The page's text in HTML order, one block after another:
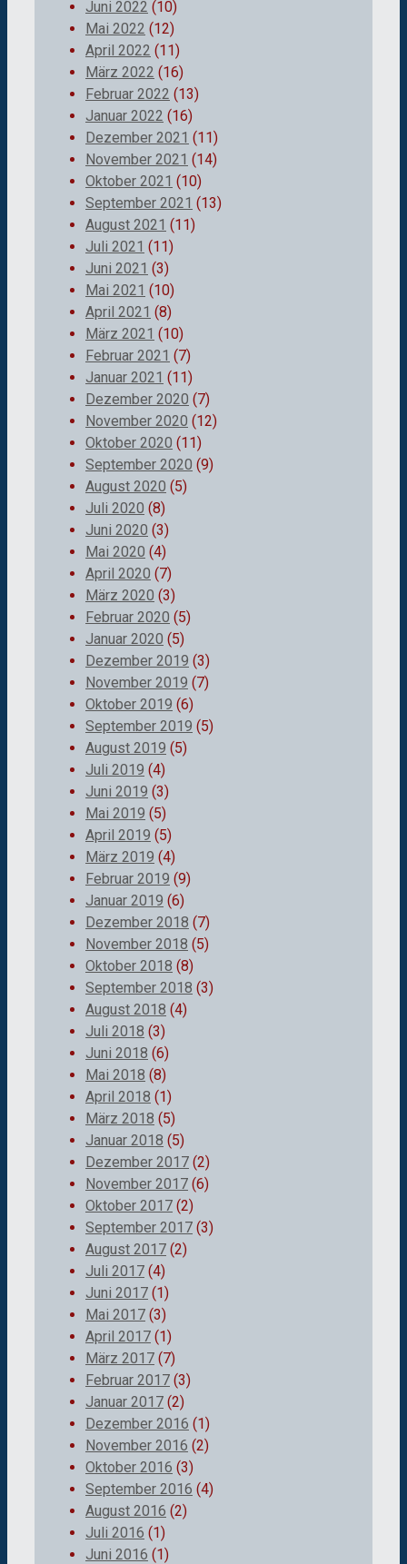
Juni 2022 (10)
Mai 2022 (12)
April 2022 (11)
März 2022 (16)
Februar 2022 (13)
Januar 2022 (16)
Dezember 2021 (11)
November 2021 (14)
Oktober 2021 (10)
September 2021 (13)
August 2021 (11)
Juli 2021 (11)
Juni 2021 (3)
Mai 2021 (10)
April 2021 (8)
März 2021 (10)
Februar 2021 (7)
Januar 2021 (11)
Dezember 2020 (7)
November 2020 (12)
Oktober 2020 (11)
September 2020 (9)
August 2020 (5)
Juli 2020 (8)
Juni 2020 (3)
Mai 2020 (4)
April 2020 (7)
März 2020 (3)
Februar 2020 (5)
Januar 2020 (5)
Dezember 2019 (3)
November 2019 (7)
Oktober 2019 (6)
September 2019 (5)
August 2019 (5)
Juli 2019 (4)
Juni 2019 (3)
Mai 2019 (5)
April 2019 (5)
März 2019 (4)
Februar 2019 (9)
Januar 2019 (6)
Dezember 2018 (7)
November 2018 (5)
Oktober 2018 (8)
September 2018 (3)
August 2018 (4)
Juli 2018 (3)
Juni 2018 (6)
Mai 2018 (8)
April 2018 (1)
März 2018 (5)
Januar 2018 (5)
Dezember 2017 (2)
November 2017 (6)
Oktober 2017 (2)
September 2017 (3)
August 2017 (2)
Juli 2017 (4)
Juni 2017 (1)
Mai 2017 (3)
April 2017 (1)
März 2017 (7)
Februar 2017 (3)
Januar 2017 (2)
Dezember 2016 (1)
November 2016 (2)
Oktober 2016 (3)
September 2016 (4)
August 2016 (2)
Juli 2016 (1)
Juni 2016 (1)